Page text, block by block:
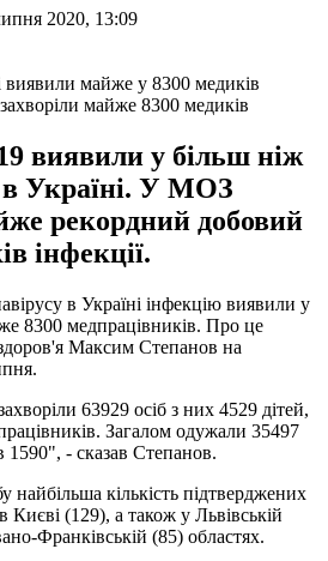
2020, 13:09
майже 8300 медиків
виявили у більш ніж
в Україні. У МОЗ
рекордний добовий
інфекції.
в Україні інфекцію виявили у
8300 медпрацівників. Про це
Максим Степанов на
63929 осіб з них 4529 дітей,
Загалом одужали 35497
1590", - сказав Степанов.
найбільша кількість підтверджених
Києві (129), а також у Львівській
Франківській (85) областях.